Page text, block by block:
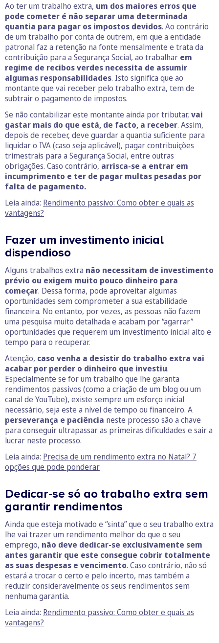
Ao ter um trabalho extra, um dos maiores erros que
pode cometer é não separar uma determinada
quantia para pagar os impostos devidos. Ao contrário
de um trabalho por conta de outrem, em que a entidade
patronal faz a retenção na fonte mensalmente e trata da
contribuição para a Segurança Social, ao trabalhar em
regime de recibos verdes necessita de assumir
algumas responsabilidades. Isto significa que ao
montante que vai receber pelo trabalho extra, tem de
subtrair o pagamento de impostos.
Se não contabilizar este montante ainda por tributar, vai
gastar mais do que está, de facto, a receber. Assim,
depois de receber, deve guardar a quantia suficiente para
liquidar o IVA(caso seja aplicável), pagar contribuições
trimestrais para a Segurança Social, entre outras
obrigações. Caso contrário, arrisca-se a entrar em
incumprimento e ter de pagar multas pesadas por
falta de pagamento.
Leia ainda: Rendimento passivo: Como obter e quais as
vantagens?
Fazer um investimento inicial
dispendioso
Alguns trabalhos extra não necessitam de investimento
prévio ou exigem muito pouco dinheiro para
começar. Dessa forma, pode aproveitar algumas
oportunidades sem comprometer a sua estabilidade
financeira. No entanto, por vezes, as pessoas não fazem
uma pesquisa muito detalhada e acabam por “agarrar”
oportunidades que requerem um investimento inicial alto e
tempo para o recuperar.
Atenção, caso venha a desistir do trabalho extra vai
acabar por perder o dinheiro que investiu.
Especialmente se for um trabalho que lhe garanta
rendimentos passivos (como a criação de um blog ou um
canal de YouTube), existe sempre um esforço inicial
necessário, seja este a nível de tempo ou financeiro. A
perseverança e paciência neste processo são a chave
para conseguir ultrapassar as primeiras dificuldades e sair a
lucrar neste processo.
Leia ainda: Precisa de um rendimento extra no Natal? 7
opções que pode ponderar
Dedicar-se só ao trabalho extra sem
garantir rendimentos
Ainda que esteja motivado e “sinta” que o seu trabalho extra
lhe vai trazer um rendimento melhor do que o seu
emprego, não deve dedicar-se exclusivamente sem
antes garantir que este consegue cobrir totalmente
as suas despesas e vencimento. Caso contrário, não só
estará a trocar o certo e pelo incerto, mas também a
reduzir consideravelmente os seus rendimentos sem
nenhuma garantia.
Leia ainda: Rendimento passivo: Como obter e quais as
vantagens?